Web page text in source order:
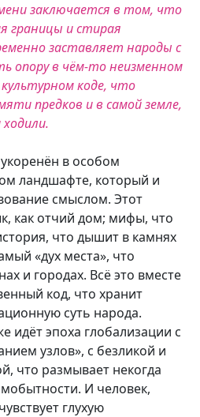
заключается в том, что
границы и стирая
заставляет народы с
опору в чём-то неизменном
коде, что
предков и в самой земле,
в особом
ландшафте, который и
смыслом. Этот
как отчий дом; мифы, что
что дышит в камнях
«дух места», что
и городах. Всё это вместе
код, что хранит
суть народа.
идёт эпоха глобализации с
узлов», с безликой и
что размывает некогда
И человек,
глухую